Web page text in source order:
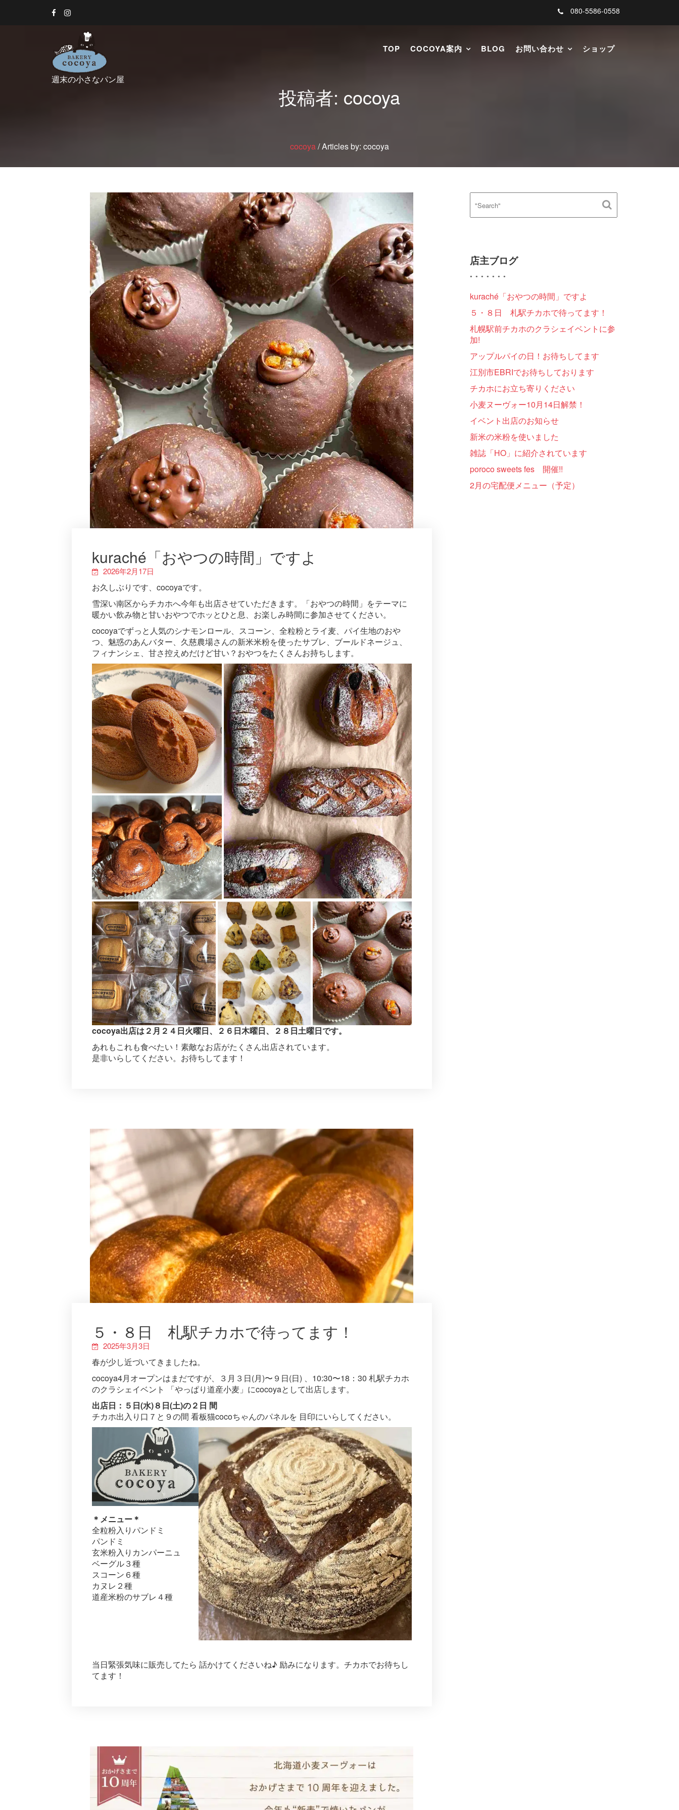
080-5586-0558
週末の小さなパン屋
TOP COCOYA案内 BLOG お問い合わせ ショップ
投稿者: cocoya
cocoya/Articles by: cocoya
kuraché「おやつの時間」ですよ
2026年2月17日
お久しぶりです、cocoyaです。
雪深い南区からチカホへ今年も出店させていただきます。「おやつの時間」をテーマに
暖かい飲み物と甘いおやつでホッとひと息、お楽しみ時間に参加させてください。
cocoyaでずっと人気のシナモンロール、スコーン、全粒粉とライ麦、パイ生地のおや
つ、魅惑のあんバター、久慈農場さんの新米米粉を使ったサブレ、ブールドネージュ、
フィナンシェ、甘さ控えめだけど甘い？おやつをたくさんお持ちします。
cocoya出店は２月２４日火曜日、２６日木曜日、２８日土曜日です。
あれもこれも食べたい！素敵なお店がたくさん出店されています。
是非いらしてください。お待ちしてます！
５・８日 札駅チカホで待ってます！
2025年3月3日
春が少し近づいてきましたね。
cocoya4月オープンはまだですが、３月３日(月)〜９日(日) 、10:30〜18：30 札駅チカホ
のクラシェイベント 「やっぱり道産小麦」にcocoyaとして出店します。
出店日：５日(水)８日(土)の２日 間
チカホ出入り口７と９の間 看板猫cocoちゃんのパネルを 目印にいらしてください。
＊メニュー＊
全粒粉入りパンドミ
パンドミ
玄米粉入りカンパーニュ
ベーグル３種
スコーン６種
カヌレ２種
道産米粉のサブレ４種
当日緊張気味に販売してたら 話かけてくださいね♪ 励みになります。チカホでお待ちし
てます！
店主ブログ
kuraché「おやつの時間」ですよ
５・８日 札駅チカホで待ってます！
札幌駅前チカホのクラシェイベントに参
加!
アップルパイの日！お待ちしてます
江別市EBRIでお待ちしております
チカホにお立ち寄りください
小麦ヌーヴォー10月14日解禁！
イベント出店のお知らせ
新米の米粉を使いました
雑誌「HO」に紹介されています
poroco sweets fes 開催!!
2月の宅配便メニュー（予定）